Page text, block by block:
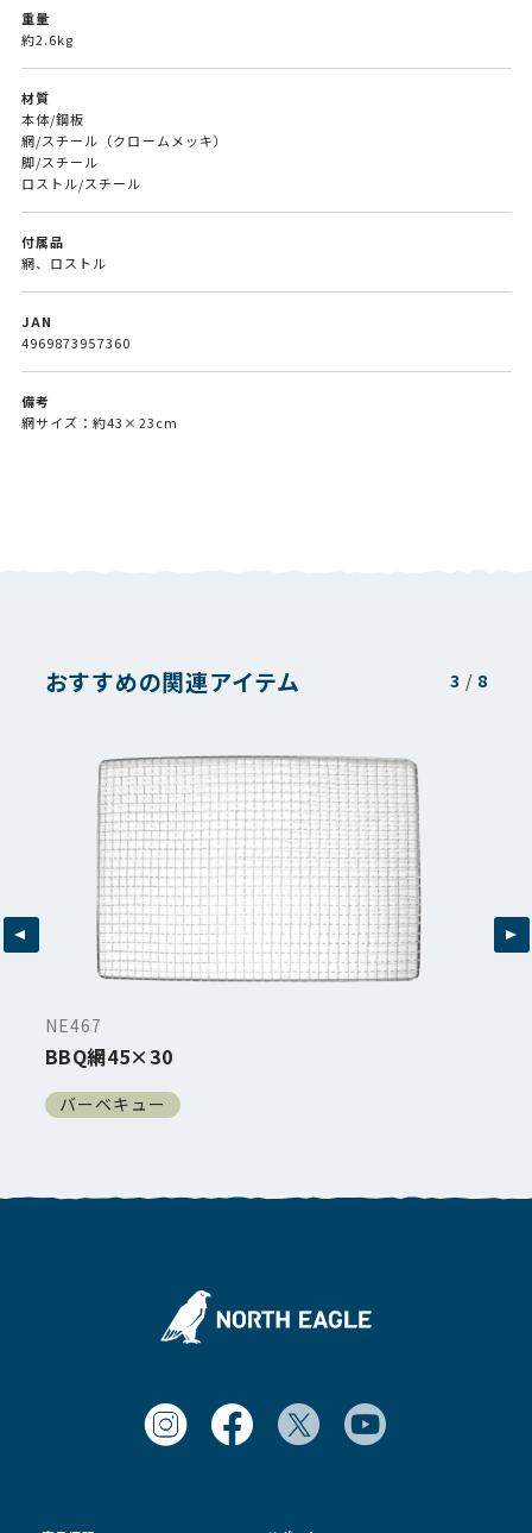
重量
約2.6kg
材質
本体/鋼板
網/スチール（クロームメッキ）
脚/スチール
ロストル/スチール
付属品
網、ロストル
JAN
4969873957360
備考
網サイズ：約43×23cm
おすすめの関連アイテム 3 / 8
NE467
BBQ網45×30
バーベキュー